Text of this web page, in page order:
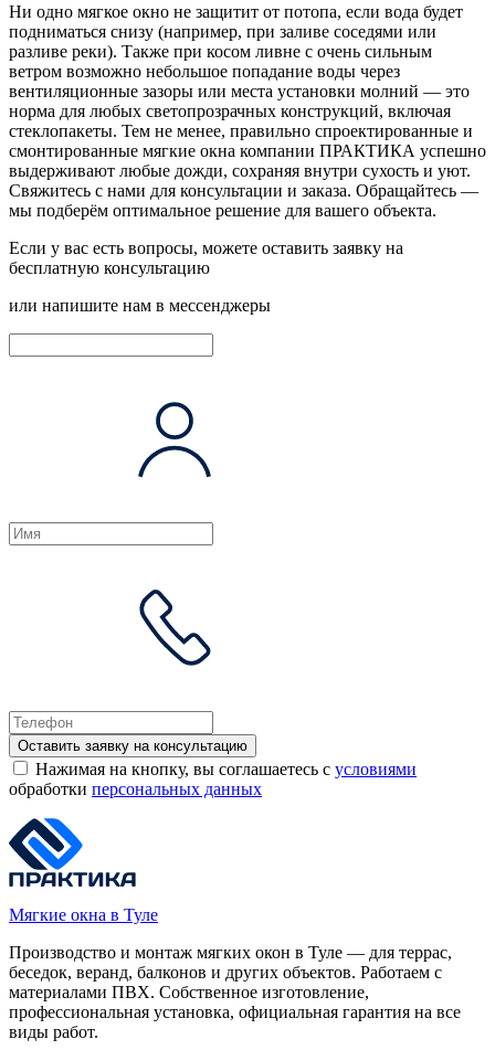
Ни одно мягкое окно не защитит от потопа, если вода будет
подниматься снизу (например, при заливе соседями или
разливе реки). Также при косом ливне с очень сильным
ветром возможно небольшое попадание воды через
вентиляционные зазоры или места установки молний — это
норма для любых светопрозрачных конструкций, включая
стеклопакеты. Тем не менее, правильно спроектированные и
смонтированные мягкие окна компании ПРАКТИКА успешно
выдерживают любые дожди, сохраняя внутри сухость и уют.
Свяжитесь с нами для консультации и заказа. Обращайтесь —
мы подберём оптимальное решение для вашего объекта.
Если у вас есть вопросы, можете оставить заявку на
бесплатную консультацию
или напишите нам в мессенджеры
Оставить заявку на консультацию
Нажимая на кнопку, вы соглашаетесь с условиями
обработки персональных данных
Мягкие окна в Туле
Производство и монтаж мягких окон в Туле — для террас,
беседок, веранд, балконов и других объектов. Работаем с
материалами ПВХ. Собственное изготовление,
профессиональная установка, официальная гарантия на все
виды работ.